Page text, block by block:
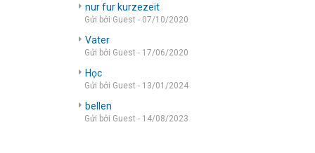
nur fur kurzezeit
Gửi bởi Guest - 07/10/2020
Vater
Gửi bởi Guest - 17/06/2020
Học
Gửi bởi Guest - 13/01/2024
bellen
Gửi bởi Guest - 14/08/2023